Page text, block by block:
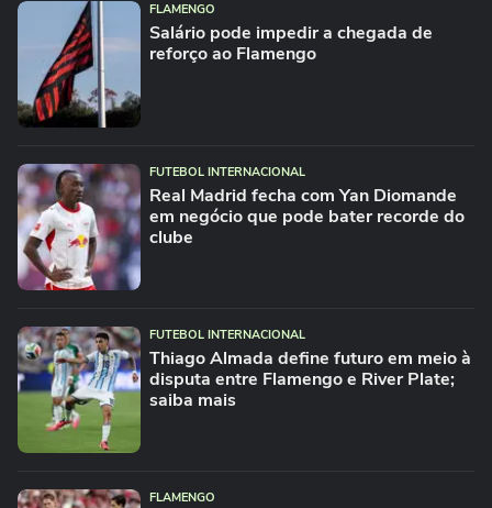
FLAMENGO
Salário pode impedir a chegada de
reforço ao Flamengo
FUTEBOL INTERNACIONAL
Real Madrid fecha com Yan Diomande
em negócio que pode bater recorde do
clube
FUTEBOL INTERNACIONAL
Thiago Almada define futuro em meio à
disputa entre Flamengo e River Plate;
saiba mais
FLAMENGO